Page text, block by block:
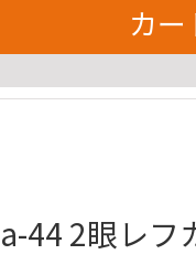
カー
44 2眼レフ